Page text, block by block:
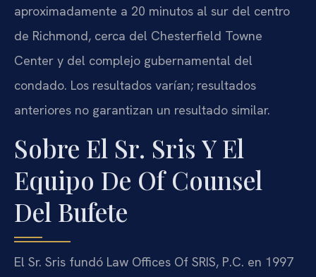
aproximadamente a 20 minutos al sur del centro
de Richmond, cerca del Chesterfield Towne
Center y del complejo gubernamental del
condado. Los resultados varían; resultados
anteriores no garantizan un resultado similar.
Sobre El Sr. Sris Y El
Equipo De Of Counsel
Del Bufete
El Sr. Sris fundó Law Offices Of SRIS, P.C. en 1997